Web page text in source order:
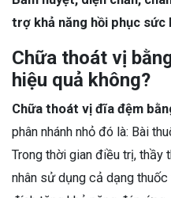
trợ khả năng hồi phục sức
Chữa thoát vị
hiệu quả không?
Chữa thoát vị đĩa đệm
phân nhánh nhỏ đó là: Bài
Trong thời gian điều trị, thầy
nhân sử dụng cả dạng